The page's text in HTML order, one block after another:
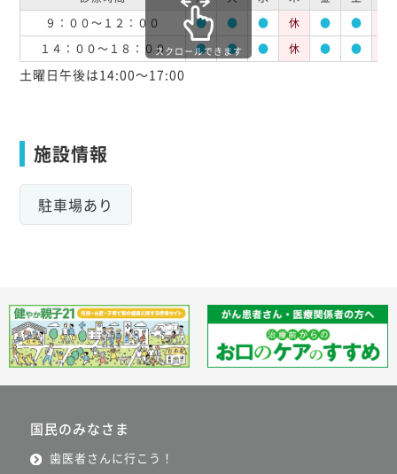
９：００～１２：００
● ● ● 休 ● ●
１４：００～１８：００
● ● ● 休 ● ●
スクロールできます
土曜日午後は14:00～17:00
施設情報
駐車場あり
国民のみなさま
歯医者さんに行こう！